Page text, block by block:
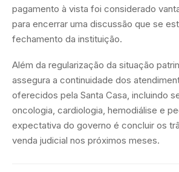
pagamento à vista foi considerado
para encerrar uma discussão que se
fechamento da instituição.
Além da regularização da situação
assegura a continuidade dos
oferecidos pela Santa Casa, incluindo
oncologia, cardiologia, hemodiálise e
expectativa do governo é concluir os
venda judicial nos próximos meses.